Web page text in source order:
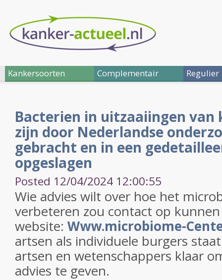
Kankersoorten Complementair Regulier
Bacterien in uitzaaiingen
zijn door Nederlandse
gebracht en in een
opgeslagen
Posted 12/04/2024 12:00:55
Wie advies wilt over hoe het
verbeteren zou contact op
website: Www.microbiome-
artsen als individuele burgers
artsen en wetenschappers klaar
advies te geven.